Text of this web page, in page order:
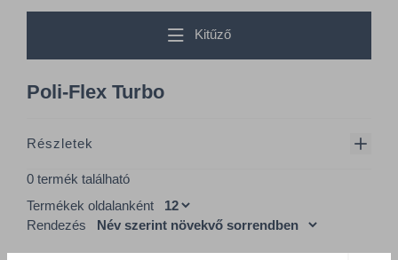
Kitűző
Poli-Flex Turbo
Részletek
0 termék található
Termékek oldalanként
Rendezés